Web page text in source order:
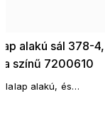
alakú sál 378-4,
színű 7200610
alakú, és